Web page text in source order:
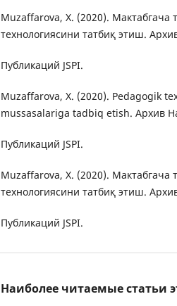
Muzaffarova, X. (2020).
технологиясини татбиқ этиш.
Публикаций JSPI.
Muzaffarova, X. (2020). Pedagogik
mussasalariga tadbiq etish. Архив
Публикаций JSPI.
Muzaffarova, X. (2020).
технологиясини татбиқ этиш.
Публикаций JSPI.
Наиболее читаемые статьи